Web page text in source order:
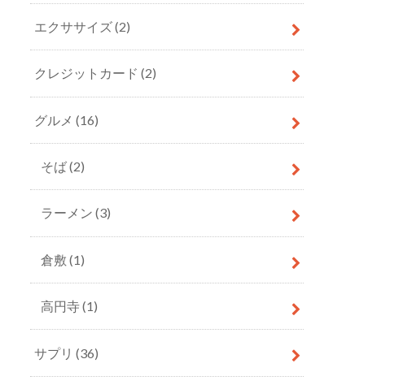
エクササイズ(2)
クレジットカード (2)
グルメ (16)
そば(2)
ラーメン (3)
倉敷 (1)
高円寺(1)
サプリ (36)